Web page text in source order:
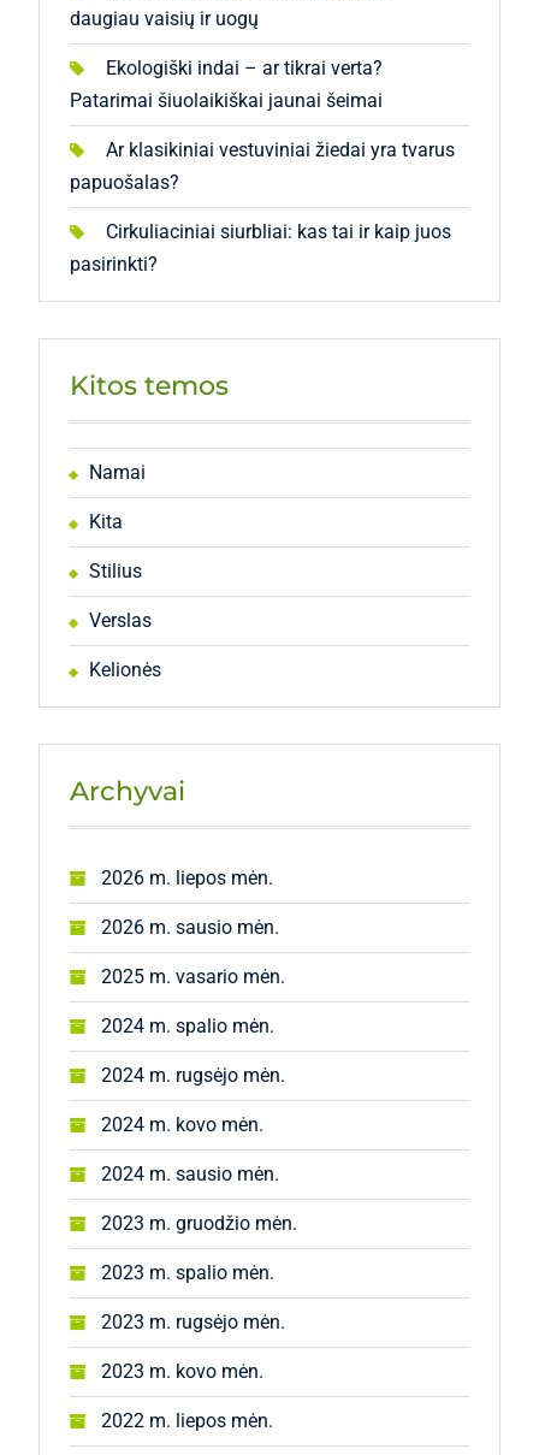
daugiau vaisių ir uogų
Ekologiški indai – ar tikrai verta?
Patarimai šiuolaikiškai jaunai šeimai
Ar klasikiniai vestuviniai žiedai yra tvarus
papuošalas?
Cirkuliaciniai siurbliai: kas tai ir kaip juos
pasirinkti?
Kitos temos
Namai
Kita
Stilius
Verslas
Kelionės
Archyvai
2026 m. liepos mėn.
2026 m. sausio mėn.
2025 m. vasario mėn.
2024 m. spalio mėn.
2024 m. rugsėjo mėn.
2024 m. kovo mėn.
2024 m. sausio mėn.
2023 m. gruodžio mėn.
2023 m. spalio mėn.
2023 m. rugsėjo mėn.
2023 m. kovo mėn.
2022 m. liepos mėn.